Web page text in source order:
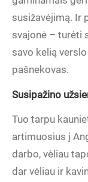
susižavėjimą. Ir
svajonė – turėti
savo kelią
pašnekovas.
Susipažino
Tuo tarpu
artimuosius į
darbo, vėliau
dar vėliau ir